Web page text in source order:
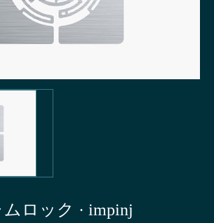
ムロック · impinj